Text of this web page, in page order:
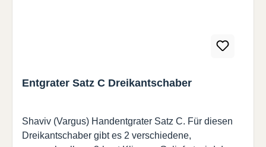
Entgrater Satz C Dreikantschaber
Shaviv (Vargus) Handentgrater Satz C. Für diesen
Dreikantschaber gibt es 2 verschiedene,